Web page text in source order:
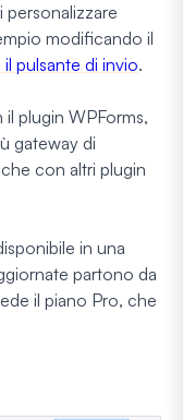
personalizzare
modificando il
pulsante di invio.
plugin WPForms,
gateway di
con altri plugin
in una
partono da
il piano Pro, che